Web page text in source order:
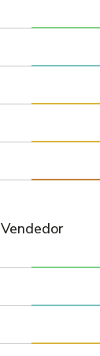
Vendedor